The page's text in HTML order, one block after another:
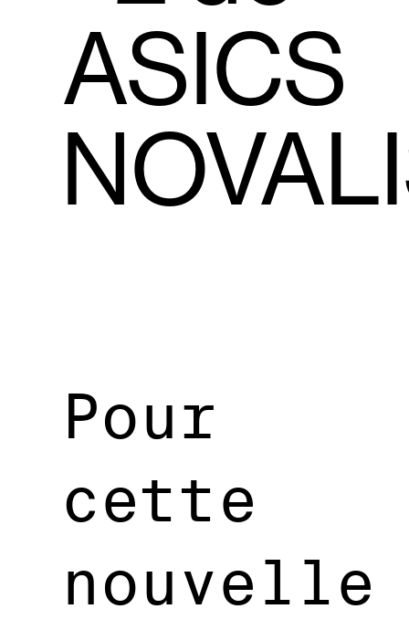
ASICS
Pour
cette
nouvelle